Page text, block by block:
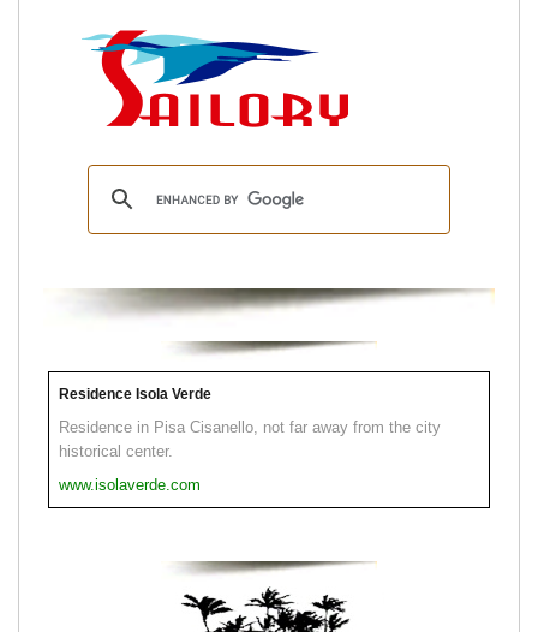
Residence Isola Verde
Residence in Pisa Cisanello, not far away from the city
historical center.
www.isolaverde.com